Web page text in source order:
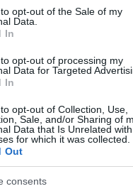
opt-out of the Sale of my
Data.
In
opt-out of processing my
Data for Targeted
In
opt-out of Collection, Use,
Sale, and/or Sharing of
Data that Is Unrelated
for which it was collected.
Out
consents
με νίκη η
το Ιράν για το
Ντμίτρο Γιάντσουκ.
ΑΝΔΡΩΝ